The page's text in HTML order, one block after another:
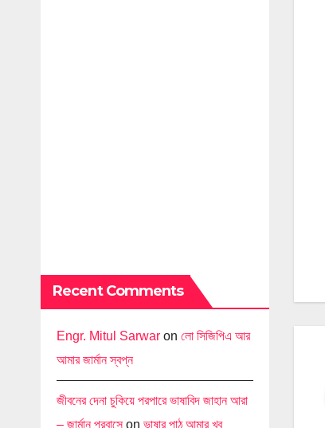
Recent Comments
Engr. Mitul Sarwar on লো সিজিপিএ আর
আমার জার্মান স্বপ্ন
জীবনের দেনা চুকিয়ে পরপারে ভাষাবিদ জাহান আরা
– জার্মান প্রবাসেon ভাষার পাঠ আমার খুব